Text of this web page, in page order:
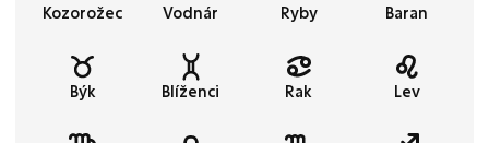
Kozorožec Vodnár Ryby Baran
Býk Blíženci Rak Lev